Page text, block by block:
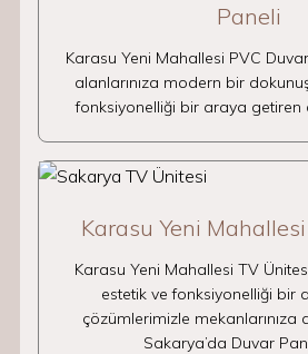
Paneli
Karasu Yeni Mahallesi PVC
alanlarınıza modern bir
fonksiyonelliği bir araya getiren
Karasu Yeni
Karasu Yeni Mahallesi TV
estetik ve fonksiyonelliği bir
çözümlerimizle mekanlarınıza
Sakarya’da Duvar